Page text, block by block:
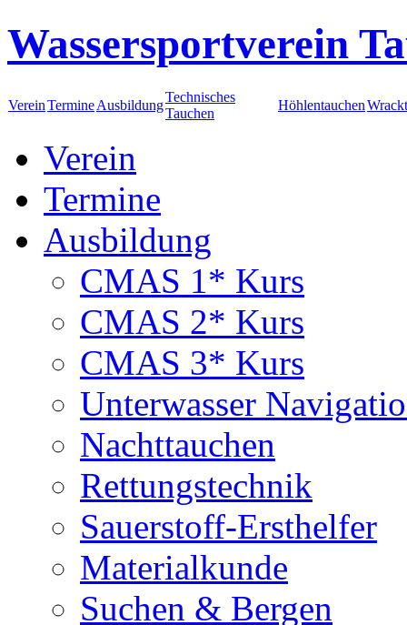
Wassersportverein
VereinTermineAusbildung
Technisches
Tauchen
Höhlentauchen
Verein
Termine
Ausbildung
CMAS 1* Kurs
CMAS 2* Kurs
CMAS 3* Kurs
Unterwasser
Nachttauchen
Rettungstechnik
Sauerstoff-Ersthelfer
Materialkunde
Suchen & Bergen